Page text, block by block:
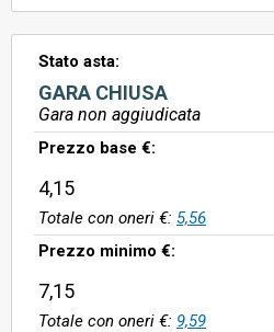
Stato asta:
GARA CHIUSA
Gara non aggiudicata
Prezzo base €:
4,15
Totale con oneri €: 5,56
Prezzo minimo €:
7,15
Totale con oneri €: 9,59